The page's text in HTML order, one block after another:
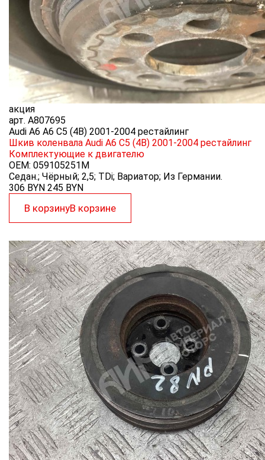
акция
арт. A807695
Audi A6 A6 C5 (4B) 2001-2004 рестайлинг
Шкив коленвала Audi A6 C5 (4B) 2001-2004 рестайлинг
Комплектующие к двигателю
OEM: 059105251M
Седан.; Чёрный; 2,5; TDi; Вариатор; Из Германии.
306 BYN 245 BYN
В корзинуВ корзине